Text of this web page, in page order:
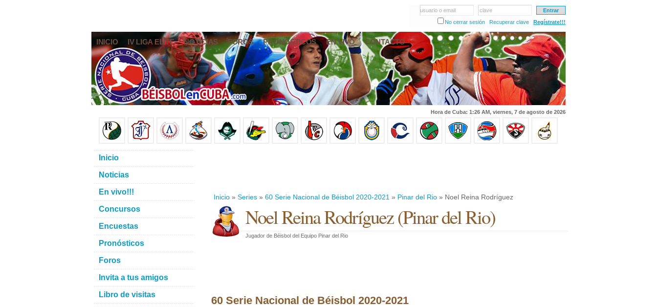
usuario o email
clave
No cerrar sesión
Recuperar clave Regístrate!!!
INICIO IV LIGA ELITE NOTICIAS FOROS PRONÓSTICOS EN VIVO CONTACTO
Hora de Cuba: 1:26 AM, viernes, 7 de agosto de 2026
Inicio » Series » 60 Serie Nacional de Béisbol 2020-2021 » Pinar del Rio » Noel Reina Rodríguez
Noel Reina Rodríguez(Pinar del Rio)
Jugador de Béisbol del Equipo Pinar del Rio
60 Serie Nacional de Béisbol 2020-2021
Inicio
Noticias
En vivo!!!
Concursos
Encuestas
Pronósticos
Foros
Invita a tus amigos
Libro de visitas